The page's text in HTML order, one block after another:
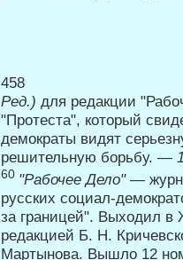
458
Ред.) для редакции
"Протеста", который
демократы видят
решительную борьбу. —
60 "Рабочее Дело" —
русских социал-
за границей". Выходил в
редакцией Б. Н.
Мартынова. Вышло 12